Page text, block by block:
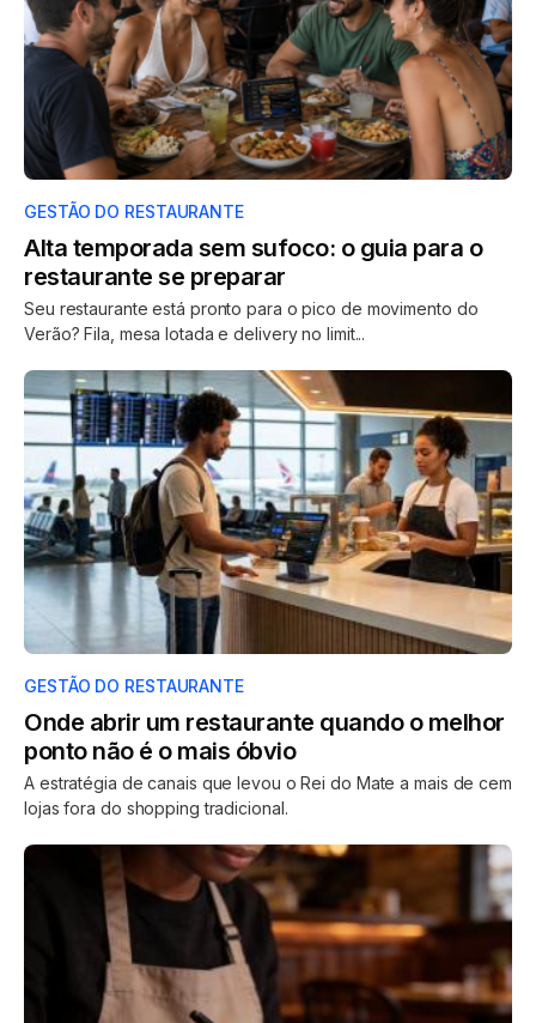
GESTÃO DO RESTAURANTE
Alta temporada sem sufoco: o guia para o
restaurante se preparar
Seu restaurante está pronto para o pico de movimento do
Verão? Fila, mesa lotada e delivery no limit...
GESTÃO DO RESTAURANTE
Onde abrir um restaurante quando o melhor
ponto não é o mais óbvio
A estratégia de canais que levou o Rei do Mate a mais de cem
lojas fora do shopping tradicional.